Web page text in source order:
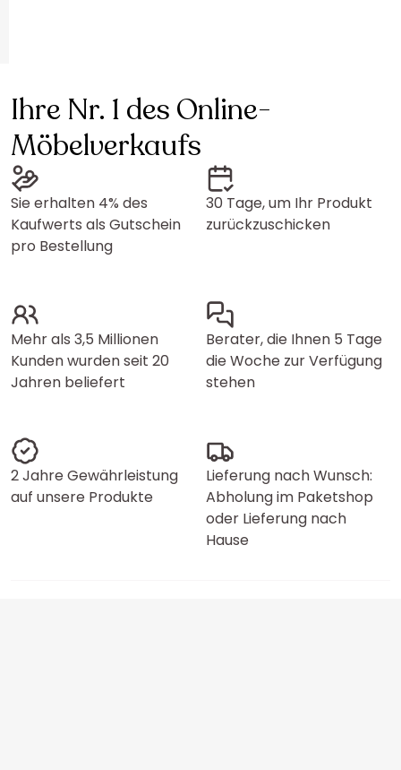
Ihre Nr. 1 des Online-
Möbelverkaufs
Sie erhalten 4% des
Kaufwerts als Gutschein
pro Bestellung
30 Tage, um Ihr Produkt
zurückzuschicken
Mehr als 3,5 Millionen
Kunden wurden seit 20
Jahren beliefert
Berater, die Ihnen 5 Tage
die Woche zur Verfügung
stehen
2 Jahre Gewährleistung
auf unsere Produkte
Lieferung nach Wunsch:
Abholung im Paketshop
oder Lieferung nach
Hause